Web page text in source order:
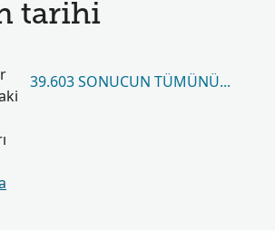
tarihi
39.603 SONUCUN TÜMÜNÜ